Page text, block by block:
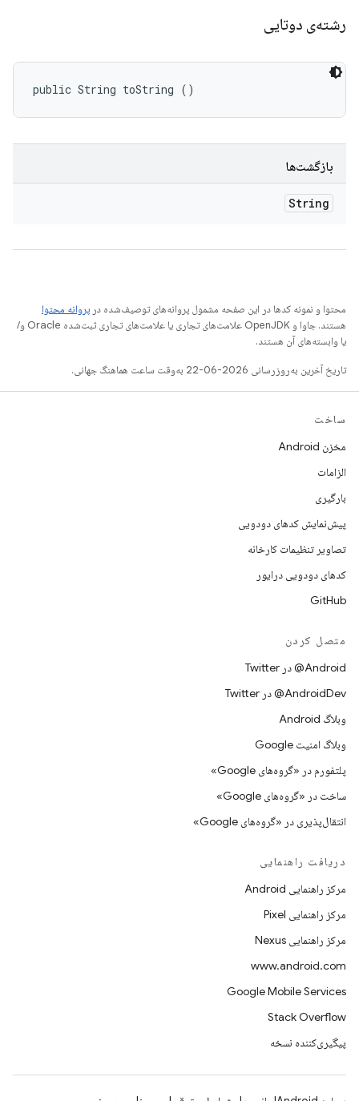
رشته‌ی دوتایی
public String toString ()
بازگشت‌ها
String
محتوا و نمونه کدها در این صفحه مشمول پروانه‌های توصیف‌شده در پروانه محتوا
هستند. جاوا و OpenJDK علامت‌های تجاری یا علامت‌های تجاری ثبت‌شده Oracle و/
یا وابسته‌های آن هستند.
تاریخ آخرین به‌روزرسانی 2026-06-22 به‌وقت ساعت هماهنگ جهانی.
ساخت
مخزن Android
الزامات
بارگیری
پیش‌نمایش کدهای دودویی
تصاویر تنظیمات کارخانه
کدهای دودویی درایور
GitHub
متصل کردن
Android@ در Twitter
AndroidDev@ در Twitter
وبلاگ Android
وبلاگ امنیت Google
پلتفورم در «گروه‌های Google»
ساخت در «گروه‌های Google»
انتقال‌پذیری در «گروه‌های Google»
دریافت راهنمایی
مرکز راهنمایی Android
مرکز راهنمایی Pixel
مرکز راهنمایی Nexus
www.android.com
Google Mobile Services
Stack Overflow
پیگیری‌کننده نسخه